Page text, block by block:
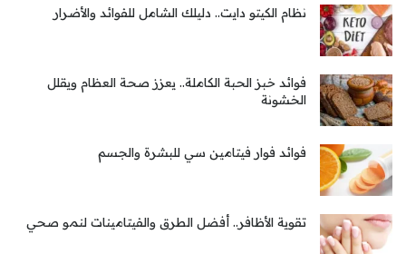
نظام الكيتو دايت.. دليلك الشامل للفوائد والأضرار
فوائد خبز الحبة الكاملة.. يعزز صحة العظام ويقلل
الخشونة
فوائد فوار فيتامين سي للبشرة والجسم
تقوية الأظافر.. أفضل الطرق والفيتامينات لنمو صحي